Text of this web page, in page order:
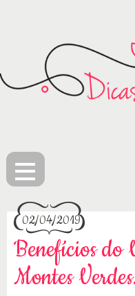
≡
02/04/2019
Benefícios do
Montes